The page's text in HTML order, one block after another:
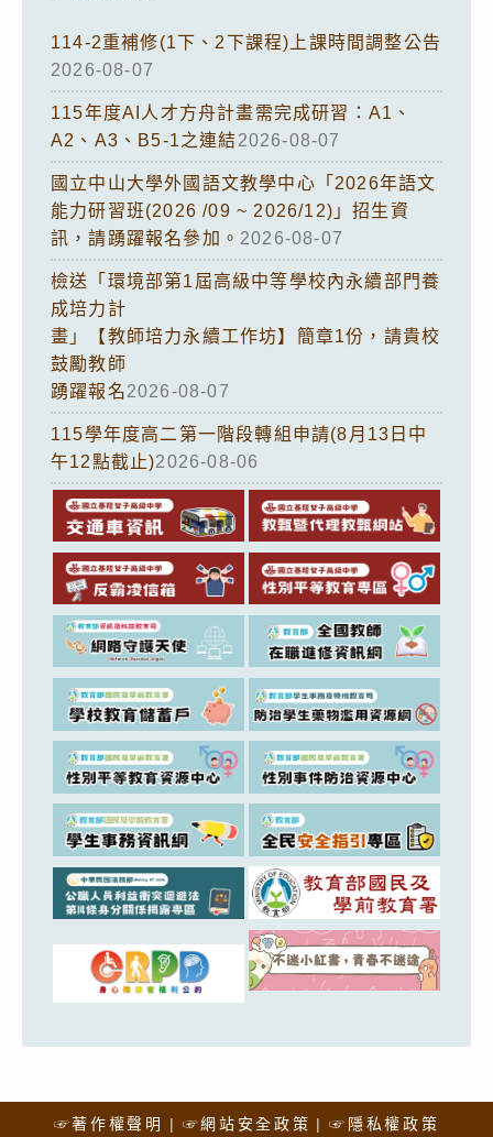
114-2重補修(1下、2下課程)上課時間調整公告
2026-08-07
115年度AI人才方舟計畫需完成研習：A1、
A2、A3、B5-1之連結2026-08-07
國立中山大學外國語文教學中心「2026年語文
能力研習班(2026 /09 ~ 2026/12)」招生資
訊，請踴躍報名參加。 2026-08-07
檢送「環境部第1屆高級中等學校內永續部門養
成培力計
畫」【教師培力永續工作坊】簡章1份，請貴校
鼓勵教師
踴躍報名2026-08-07
115學年度高二第一階段轉組申請(8月13日中
午12點截止)2026-08-06
☞著作權聲明 ☞網站安全政策 ☞隱私權政策